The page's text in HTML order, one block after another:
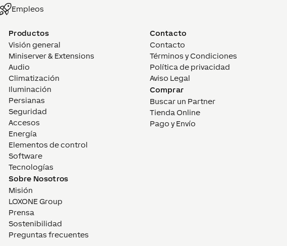
Empleos
Productos
Visión general
Miniserver & Extensions
Audio
Climatización
Iluminación
Persianas
Seguridad
Accesos
Energía
Elementos de control
Software
Tecnologías
Sobre Nosotros
Misión
LOXONE Group
Prensa
Sostenibilidad
Preguntas frecuentes
Contacto
Contacto
Términos y Condiciones
Política de privacidad
Aviso Legal
Comprar
Buscar un Partner
Tienda Online
Pago y Envío